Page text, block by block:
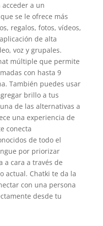
a un
se le ofrece más
regalos, fotos, vídeos,
de alta
voz y grupales.
múltiple que permite
con hasta 9
También puedes usar
brillo a tus
de las alternativas a
una experiencia de
conecta
de todo el
por priorizar
a cara a través de
actual. Chatki te da la
con una persona
desde tu